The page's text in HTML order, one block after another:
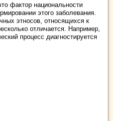
фактор национальности
этого заболевания.
этносов, относящихся к
отличается. Например,
процесс диагностируется